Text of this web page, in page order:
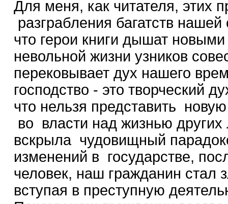
Для меня, как читателя, этих
разграбления багатств
что герои книги дышат
невольной жизни узников
перековывает дух нашего
господство - это творческий
что нельзя представить
во власти над жизнью
вскрыла чудовищный
изменений в государстве,
человек, наш гражданин стал
вступая в преступную